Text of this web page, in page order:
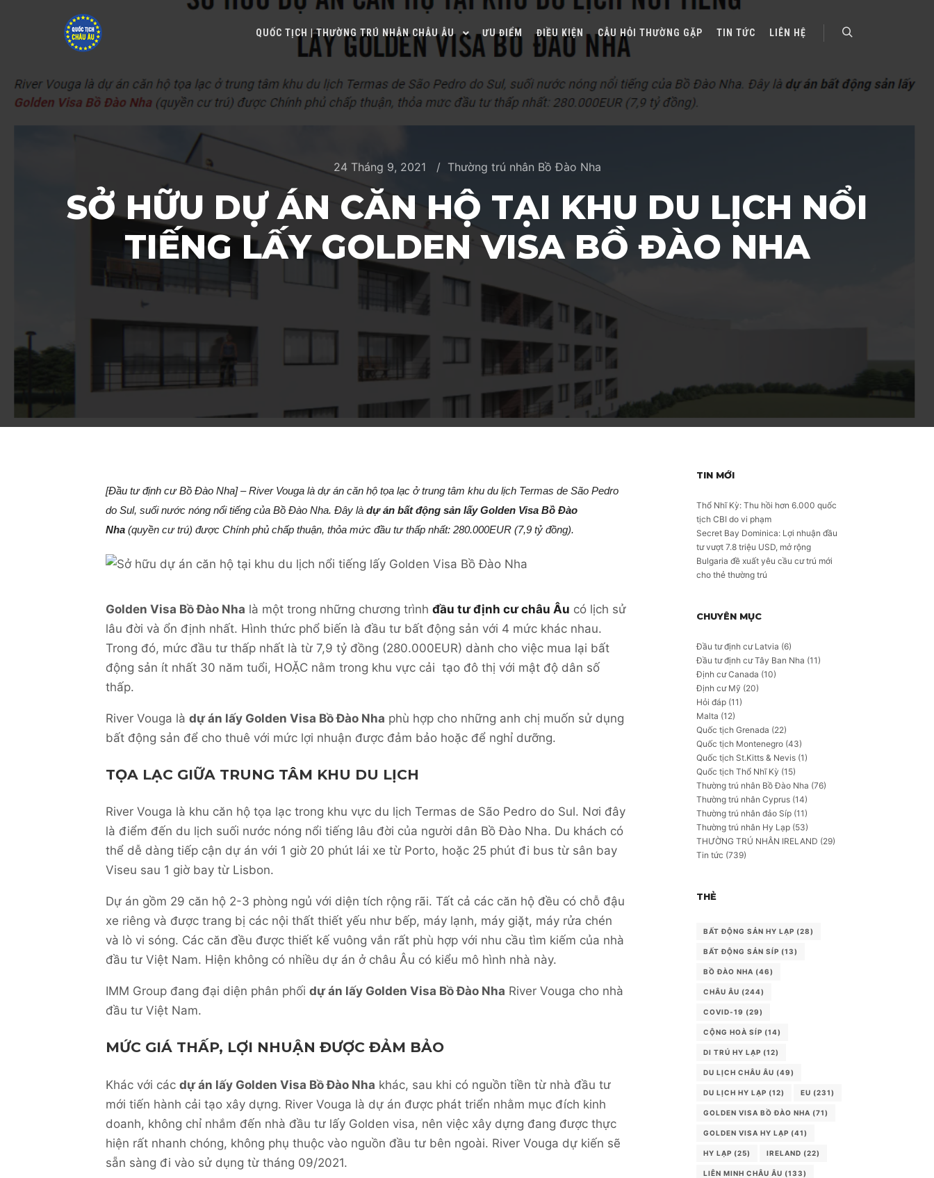
QUỐC TỊCH | THƯỜNG TRÚ NHÂN CHÂU ÂU ƯU ĐIỂM ĐIỀU KIỆN CÂU HỎI THƯỜNG GẶP TIN TỨC LIÊN HỆ
24 Tháng 9, 2021 Thường trú nhân Bồ Đào Nha
SỞ HỮU DỰ ÁN CĂN HỘ TẠI KHU DU LỊCH NỔI
TIẾNG LẤY GOLDEN VISA BỒ ĐÀO NHA
[Đầu tư định cư Bồ Đào Nha] – River Vouga là dự án căn hộ tọa lạc ở trung tâm khu du lịch Termas de São Pedro
do Sul, suối nước nóng nổi tiếng của Bồ Đào Nha. Đây là dự án bất động sản lấy Golden Visa Bồ Đào
Nha (quyền cư trú) được Chính phủ chấp thuận, thỏa mức đầu tư thấp nhất: 280.000EUR (7,9 tỷ đồng).
Golden Visa Bồ Đào Nha là một trong những chương trình đầu tư định cư châu Âu có lịch sử
lâu đời và ổn định nhất. Hình thức phổ biến là đầu tư bất động sản với 4 mức khác nhau.
Trong đó, mức đầu tư thấp nhất là từ 7,9 tỷ đồng (280.000EUR) dành cho việc mua lại bất
động sản ít nhất 30 năm tuổi, HOẶC nằm trong khu vực cải tạo đô thị với mật độ dân số
thấp.
River Vouga là dự án lấy Golden Visa Bồ Đào Nha phù hợp cho những anh chị muốn sử dụng
bất động sản để cho thuê với mức lợi nhuận được đảm bảo hoặc để nghỉ dưỡng.
TỌA LẠC GIỮA TRUNG TÂM KHU DU LỊCH
River Vouga là khu căn hộ tọa lạc trong khu vực du lịch Termas de São Pedro do Sul. Nơi đây
là điểm đến du lịch suối nước nóng nổi tiếng lâu đời của người dân Bồ Đào Nha. Du khách có
thể dễ dàng tiếp cận dự án với 1 giờ 20 phút lái xe từ Porto, hoặc 25 phút đi bus từ sân bay
Viseu sau 1 giờ bay từ Lisbon.
Dự án gồm 29 căn hộ 2-3 phòng ngủ với diện tích rộng rãi. Tất cả các căn hộ đều có chỗ đậu
xe riêng và được trang bị các nội thất thiết yếu như bếp, máy lạnh, máy giặt, máy rửa chén
và lò vi sóng. Các căn đều được thiết kế vuông vắn rất phù hợp với nhu cầu tìm kiếm của nhà
đầu tư Việt Nam. Hiện không có nhiều dự án ở châu Âu có kiểu mô hình nhà này.
IMM Group đang đại diện phân phối dự án lấy Golden Visa Bồ Đào Nha River Vouga cho nhà
đầu tư Việt Nam.
MỨC GIÁ THẤP, LỢI NHUẬN ĐƯỢC ĐẢM BẢO
Khác với các dự án lấy Golden Visa Bồ Đào Nha khác, sau khi có nguồn tiền từ nhà đầu tư
mới tiến hành cải tạo xây dựng. River Vouga là dự án được phát triển nhằm mục đích kinh
doanh, không chỉ nhắm đến nhà đầu tư lấy Golden visa, nên việc xây dựng đang được thực
hiện rất nhanh chóng, không phụ thuộc vào nguồn đầu tư bên ngoài. River Vouga dự kiến sẽ
sẵn sàng đi vào sử dụng từ tháng 09/2021.
TIN MỚI
Thổ Nhĩ Kỳ: Thu hồi hơn 6.000 quốc
tịch CBI do vi phạm
Secret Bay Dominica: Lợi nhuận đầu
tư vượt 7.8 triệu USD, mở rộng
Bulgaria đề xuất yêu cầu cư trú mới
cho thẻ thường trú
CHUYÊN MỤC
Đầu tư định cư Latvia (6)
Đầu tư định cư Tây Ban Nha (11)
Định cư Canada (10)
Định cư Mỹ (20)
Hỏi đáp (11)
Malta (12)
Quốc tịch Grenada (22)
Quốc tịch Montenegro (43)
Quốc tịch St.Kitts & Nevis (1)
Quốc tịch Thổ Nhĩ Kỳ (15)
Thường trú nhân Bồ Đào Nha (76)
Thường trú nhân Cyprus (14)
Thường trú nhân đảo Síp (11)
Thường trú nhân Hy Lạp (53)
THƯỜNG TRÚ NHÂN IRELAND (29)
Tin tức (739)
THẺ
BẤT ĐỘNG SẢN HY LẠP (28)
BẤT ĐỘNG SẢN SÍP (13)
BỒ ĐÀO NHA (46)
CHÂU ÂU (244)
COVID-19 (29)
CỘNG HOÀ SÍP (14)
DI TRÚ HY LẠP (12)
DU LỊCH CHÂU ÂU (49)
DU LỊCH HY LẠP (12) EU (231)
GOLDEN VISA BỒ ĐÀO NHA (71)
GOLDEN VISA HY LẠP (41)
HY LẠP (25) IRELAND (22)
LIÊN MINH CHÂU ÂU (133)